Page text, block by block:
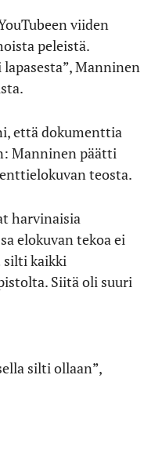
viiden
peleistä.
Manninen
että dokumenttia
Manninen päätti
teosta.
harvinaisia
elokuvan tekoa ei
silti kaikki
Siitä oli suuri
silti ollaan”,